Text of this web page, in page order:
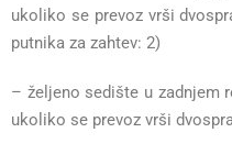
ukoliko se prevoz vrši
putnika za zahtev: 2)
– željeno sedište u zadnjem
ukoliko se prevoz vrši